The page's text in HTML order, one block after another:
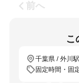
前へ
こ
千葉県 / 外川駅
固定時間・固